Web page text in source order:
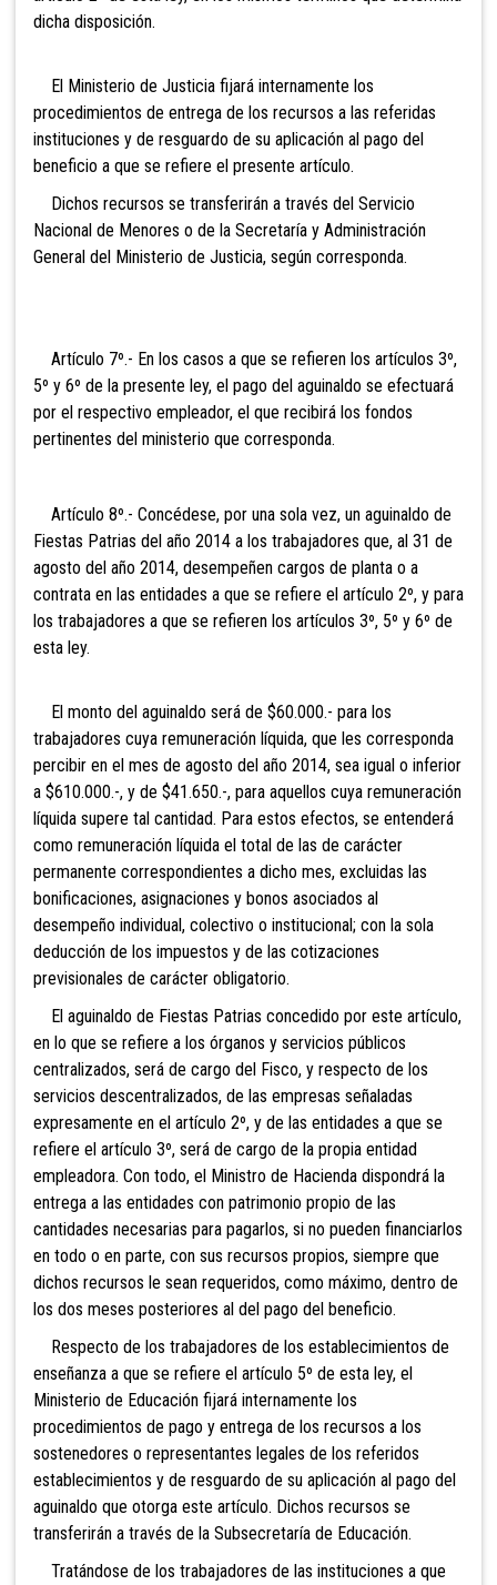
dicha disposición.
El Ministerio de Justicia fijará internamente los
procedimientos de entrega de los recursos a las referidas
instituciones y de resguardo de su aplicación al pago del
beneficio a que se refiere el presente artículo.
Dichos recursos se transferirán a través del Servicio
Nacional de Menores o de la Secretaría y Administración
General del Ministerio de Justicia, según corresponda.
Artículo 7º.- En los casos a que se refieren los artículos 3º,
5º y 6º de la presente ley, el pago del aguinaldo se efectuará
por el respectivo empleador, el que recibirá los fondos
pertinentes del ministerio que corresponda.
Artículo 8º.- Concédese, por una sola vez, un aguinaldo de
Fiestas Patrias del año 2014 a los trabajadores que, al 31 de
agosto del año 2014, desempeñen cargos de planta o a
contrata en las entidades a que se refiere el artículo 2º, y para
los trabajadores a que se refieren los artículos 3º, 5º y 6º de
esta ley.
El monto del aguinaldo será de $60.000.- para los
trabajadores cuya remuneración líquida, que les corresponda
percibir en el mes de agosto del año 2014, sea igual o inferior
a $610.000.-, y de $41.650.-, para aquellos cuya remuneración
líquida supere tal cantidad. Para estos efectos, se entenderá
como remuneración líquida el total de las de carácter
permanente correspondientes a dicho mes, excluidas las
bonificaciones, asignaciones y bonos asociados al
desempeño individual, colectivo o institucional; con la sola
deducción de los impuestos y de las cotizaciones
previsionales de carácter obligatorio.
El aguinaldo de Fiestas Patrias concedido por este artículo,
en lo que se refiere a los órganos y servicios públicos
centralizados, será de cargo del Fisco, y respecto de los
servicios descentralizados, de las empresas señaladas
expresamente en el artículo 2º, y de las entidades a que se
refiere el artículo 3º, será de cargo de la propia entidad
empleadora. Con todo, el Ministro de Hacienda dispondrá la
entrega a las entidades con patrimonio propio de las
cantidades necesarias para pagarlos, si no pueden financiarlos
en todo o en parte, con sus recursos propios, siempre que
dichos recursos le sean requeridos, como máximo, dentro de
los dos meses posteriores al del pago del beneficio.
Respecto de los trabajadores de los establecimientos de
enseñanza a que se refiere el artículo 5º de esta ley, el
Ministerio de Educación fijará internamente los
procedimientos de pago y entrega de los recursos a los
sostenedores o representantes legales de los referidos
establecimientos y de resguardo de su aplicación al pago del
aguinaldo que otorga este artículo. Dichos recursos se
transferirán a través de la Subsecretaría de Educación.
Tratándose de los trabajadores de las instituciones a que